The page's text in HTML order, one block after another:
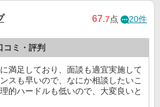
67.7点 20件
コミ・評判
満足しており、面談も適宜実施して
スも早いので、なにか相談したいこ
的ハードルも低いので、大変良いと